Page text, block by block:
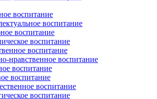
воспитание
воспитание
воспитание
воспитание
воспитание
нравственное воспитание
воспитание
воспитание
воспитание
воспитание